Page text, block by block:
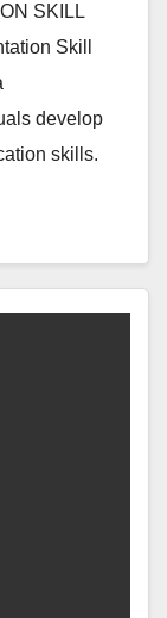
SKILL
Skill
develop
skills.